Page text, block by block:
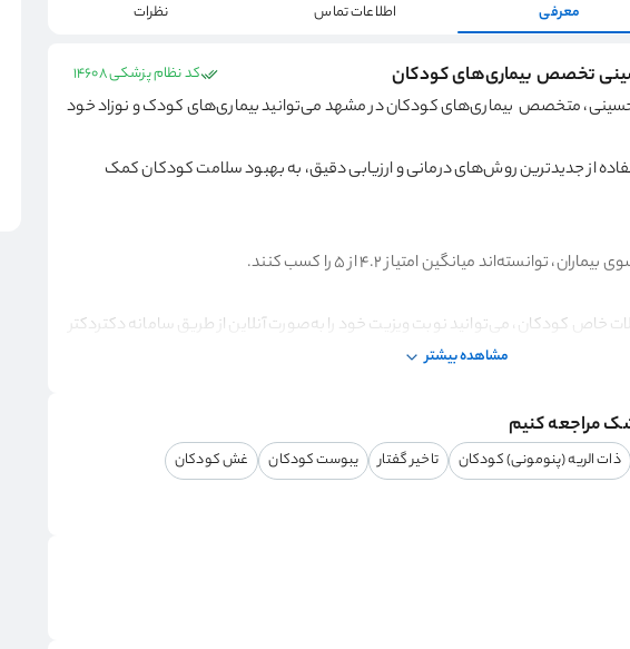
معرفی اطلاعات تماس نظرات
تخصص بیماری‌های کودکان کد نظام پزشکی 14608
متخصص بیماری‌های کودکان در مشهد می‌توانید بیماری‌های کودک و نوزاد خود
از جدیدترین روش‌های درمانی و ارزیابی دقیق، به بهبود سلامت کودکان کمک
خاص کودکان، می‌توانید نوبت ویزیت خود را به‌صورت آنلاین از طریق سامانه دکتردکتر
قبلی در سامانه دکتردکتر قابل مشاهده است تا بتوانید با اطمینان بیشتر تصمیم
مشاهده بیشتر
مراجعه کنیم
ذات الریه (پنومونی) کودکان تاخیر گفتار یبوست کودکان
غش کودکان